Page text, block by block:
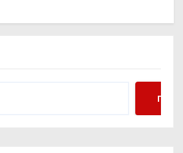
Поиск